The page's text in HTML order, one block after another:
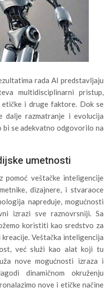
rada AI predstavljaju
multidisciplinarni pristup,
etičke i druge faktore. Dok se
dalje razmatranje i evolucija
bi se adekvatno odgovorilo na
umetnosti
pomoć veštačke inteligencije
dizajnere, i stvaraoce
napreduje, mogućnosti
izrazi sve raznovrsniji. Sa
koristiti kao sredstvo za
Veštačka inteligencija
već služi kao alat koji tu
nove mogućnosti izraza i
dinamičnom okruženju
nove i etičke načine